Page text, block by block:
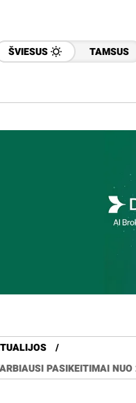
ŠVIESUS TAMSUS
PASIKEITIMAI